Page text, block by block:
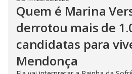
Quem é Marina
derrotou mais de
candidatas para
Mendonça